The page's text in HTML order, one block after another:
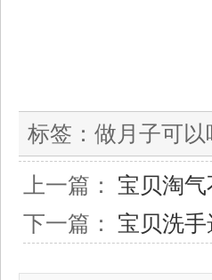
标签： 做月子可以
上一篇： 宝贝淘
下一篇： 宝贝洗